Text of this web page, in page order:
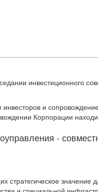
инвестиционного
и
Корпорации
-
стратегическое